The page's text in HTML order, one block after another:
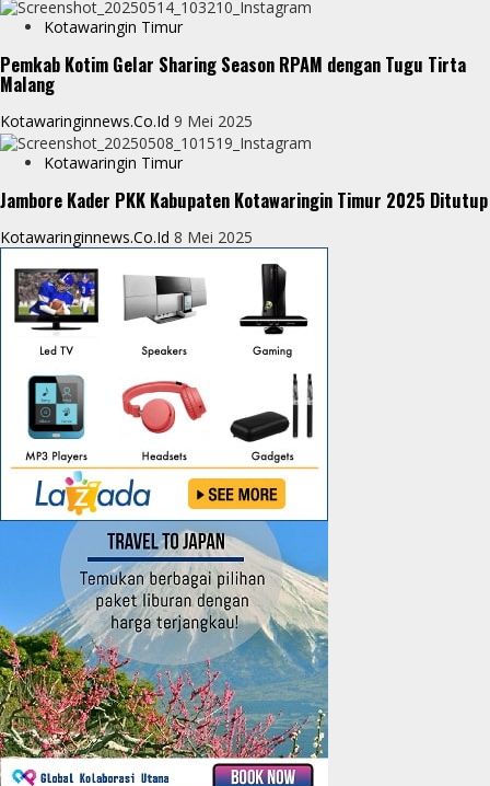
Kotawaringin Timur
Pemkab Kotim Gelar Sharing Season RPAM dengan Tugu Tirta
Malang
Kotawaringinnews.co.id 9 Mei 2025
Kotawaringin Timur
Jambore Kader PKK Kabupaten Kotawaringin Timur 2025 Ditutup
Kotawaringinnews.co.id 8 Mei 2025